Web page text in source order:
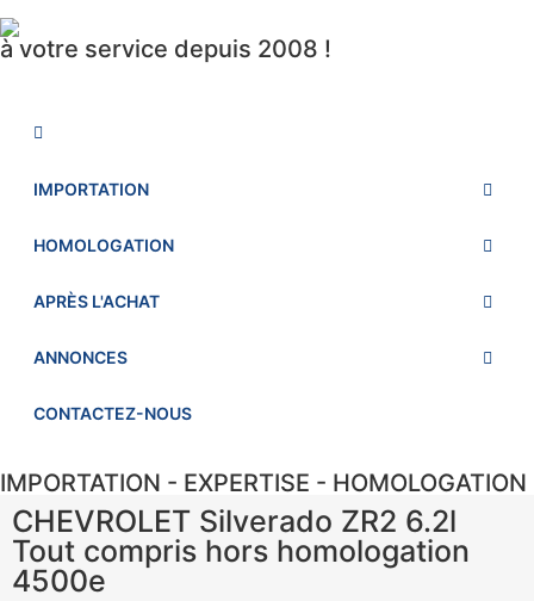
à votre service depuis 2008 !
IMPORTATION
HOMOLOGATION
APRÈS L'ACHAT
ANNONCES
CONTACTEZ-NOUS
IMPORTATION - EXPERTISE - HOMOLOGATION
CHEVROLET Silverado ZR2 6.2l
Tout compris hors homologation
4500e